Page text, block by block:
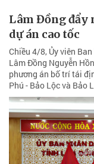
Lâm Đồng đẩy
dự án cao tốc
Chiều 4/8, Ủy viên
Lâm Đồng Nguyễn
phương án bố trí tái
Phú - Bảo Lộc và Bảo